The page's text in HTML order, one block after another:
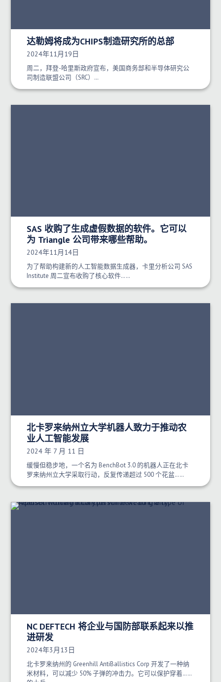
达勒姆将成为CHIPS制造研究所的总部
发布日期：
2024年11月19日
周二，拜登-哈里斯政府宣布，美国商务部和半导体研究公
司制造联盟公司（SRC）…
SAS 收购了生成虚假数据的软件。它可以
为 Triangle 公司带来哪些帮助。
发布日期：
2024年11月14日
为了帮助构建新的人工智能数据生成器，卡里分析公司 SAS
Institute 周二宣布收购了核心软件……
北卡罗来纳州立大学机器人致力于推动农
业人工智能发展
发布日期：
2024 年 7 月 11 日
缓慢但稳步地，一个名为 BenchBot 3.0 的机器人正在北卡
罗来纳州立大学采取行动，反复传递超过 500 个花盆……
NC DEFTECH 将企业与国防部联系起来以推
进研发
发布日期：
2024年3月13日
北卡罗来纳州的 Greenhill AntiBallistics Corp 开发了一种纳
米材料，可以减少 50% 子弹的冲击力。它可以保护穿着……